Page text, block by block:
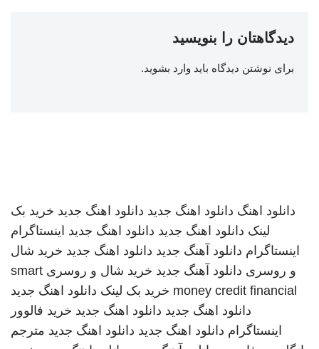
دیدگاهتان را بنویسید
برای نوشتن دیدگاه باید وارد بشوید.
دانلود اهنگ دانلود اهنگ جدید دانلود اهنگ جدید خرید بک
لینک دانلود اهنگ جدید دانلود اهنگ جدید اینستاگرام
اینستاگرام دانلود آهنگ جدید دانلود اهنگ جدید خرید شال
و روسری دانلود آهنگ جدید خرید شال و روسری smart
money credit financial خرید بک لینک دانلود اهنگ جدید
دانلود اهنگ جدید دانلود اهنگ جدید خرید فالوور
اینستاگرام دانلود اهنگ جدید دانلود اهنگ جدید مترجم